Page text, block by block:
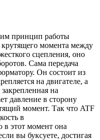
принцип работы
крутящего момента между
сцепления, оно
Сама передача
Он состоит из
на двигателе, а
на
давление в сторону
момент. Так что ATF
в
в этот момент она
вы буксуете, достигая